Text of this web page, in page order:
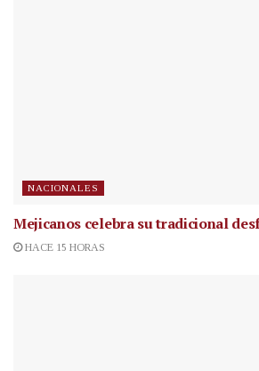
NACIONALES
Mejicanos celebra su tradicional
HACE 15 HORAS